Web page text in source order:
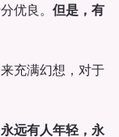
优良。 但是，有
充满幻想，对于
远有人年轻，永